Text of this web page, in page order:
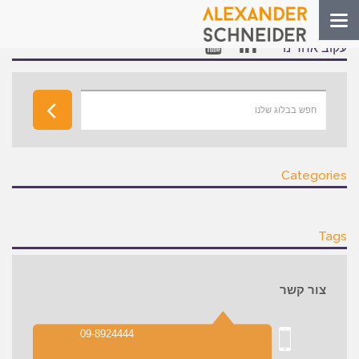
Toggle
navigation
עקוב אחרינו
Categories
Tags
צור קשר
09-8924444